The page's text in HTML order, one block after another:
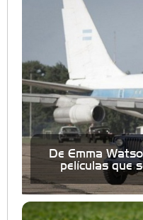
De Emma
películas que